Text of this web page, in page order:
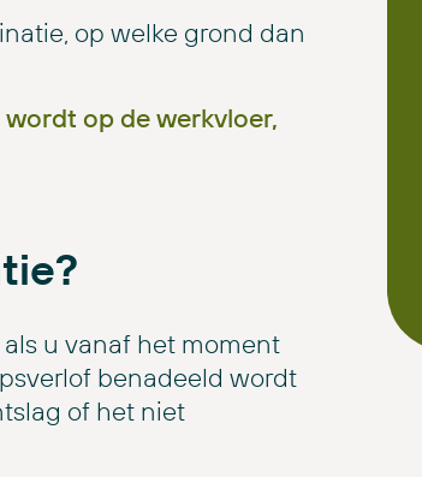
op welke grond dan
op de werkvloer,
u vanaf het moment
benadeeld wordt
of het niet